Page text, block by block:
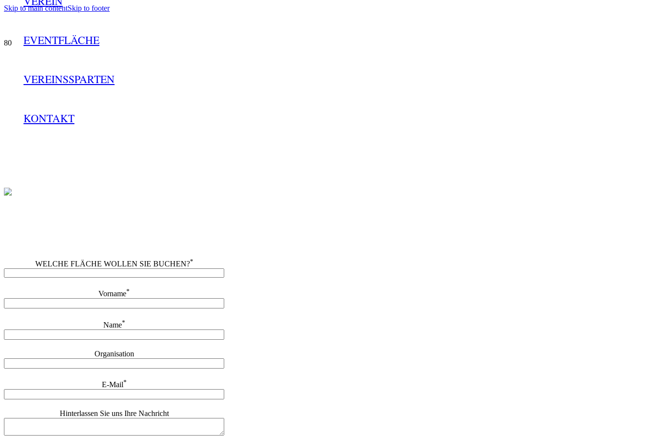
Skip to main contentSkip to footer
EVENTFLÄCHE
VEREINSSPARTEN
KONTAKT
WELCHE FLÄCHE WOLLEN SIE BUCHEN?*
Vorname*
Name*
Organisation
E-Mail*
Hinterlassen Sie uns Ihre Nachricht